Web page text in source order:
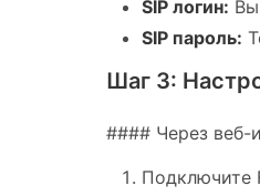
SIP логин:
SIP пароль:
Шаг 3:
#### Через веб-
Подключите